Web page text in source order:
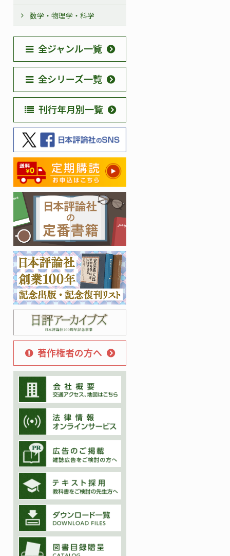
数学・物理学・科学
全ジャンル一覧
全シリーズ一覧
刊行年月別一覧
著作権者の方へ